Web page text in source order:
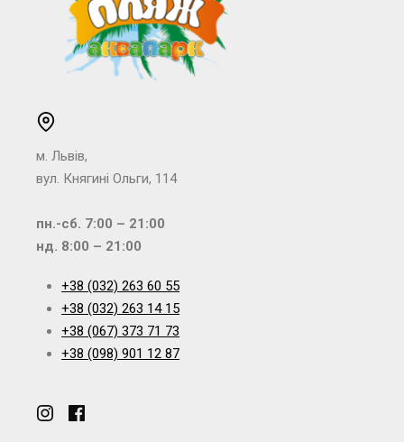
м. Львів,
вул. Княгині Ольги, 114
пн.-сб. 7:00 – 21:00
нд. 8:00 – 21:00
+38 (032) 263 60 55
+38 (032) 263 14 15
+38 (067) 373 71 73
+38 (098) 901 12 87